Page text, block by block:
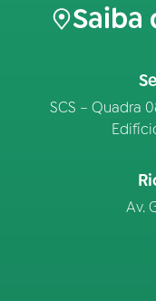
Saiba
SCS – Quadra
Av.